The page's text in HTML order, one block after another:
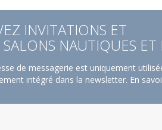
INVITATIONS ET
SALONS NAUTIQUES
de messagerie est uniquement
intégré dans la newsletter. En